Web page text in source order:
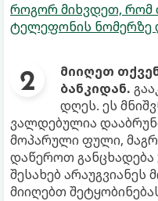
როგორ მიხვდეთ, რომ
ტელეფონის ნომერზე
მიიღეთ
ბანკიდან.
დღეს. ეს
ვალდებულია
მოპარული ფული,
დაწეროთ განცხადება
შესახებ
მიიღებთ